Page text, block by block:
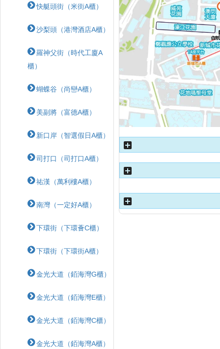
快艇頭街（米街A櫃）
沙梨頭（港灣酒店A櫃）
羅神父街（時代工廈A
櫃）
蝴蝶⾕（尚巒A櫃）
美副將（富德A櫃）
新口岸（智選假日A櫃）
司打口（司打口A櫃）
祐漢（萬利樓A櫃）
南灣（一定好A櫃）
下環街（下環薈C櫃）
下環街（下環街A櫃）
金光大道（銆海灣G櫃）
金光大道（銆海灣E櫃）
金光大道（銆海灣C櫃）
金光大道（銆海灣A櫃）